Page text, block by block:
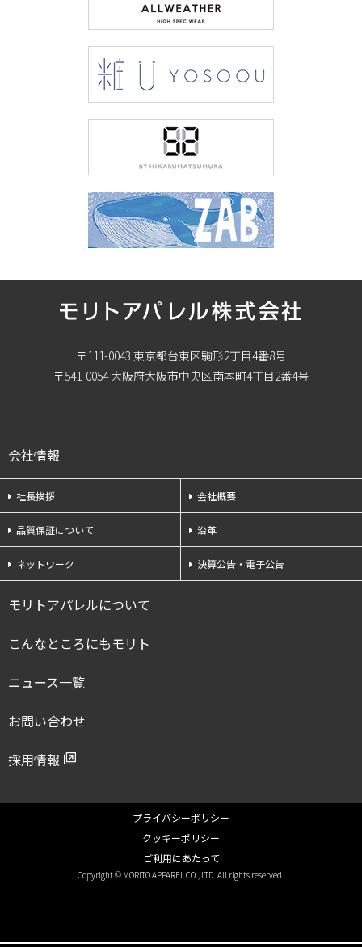
〒111-0043 東京都台東区駒形2丁目4番8号
〒541-0054 大阪府大阪市中央区南本町4丁目2番4号
会社情報
社長挨拶 会社概要
品質保証について 沿革
ネットワーク 決算公告・電子公告
モリトアパレルについて
こんなところにもモリト
ニュース一覧
お問い合わせ
採用情報
プライバシーポリシー
クッキーポリシー
ご利用にあたって
Copyright © MORITO APPAREL CO., LTD. All rights reserved.